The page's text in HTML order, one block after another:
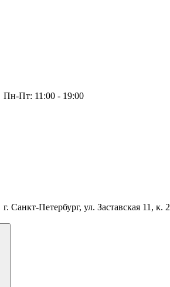
Пн-Пт: 11:00 - 19:00
г. Санкт-Петербург, ул. Заставская 11, к. 2